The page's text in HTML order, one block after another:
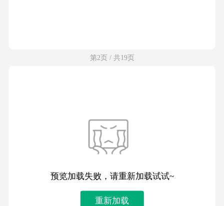
第2页 / 共19页
预览加载失败，请重新加载试试~
重新加载